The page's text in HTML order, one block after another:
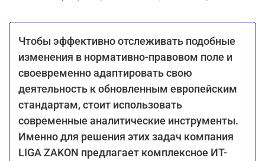
Чтобы эффективно отслеживать подобные
изменения в нормативно-правовом поле и
своевременно адаптировать свою
деятельность к обновленным европейским
стандартам, стоит использовать
современные аналитические инструменты.
Именно для решения этих задач компания
LIGA ZAKON предлагает комплексное ИТ-